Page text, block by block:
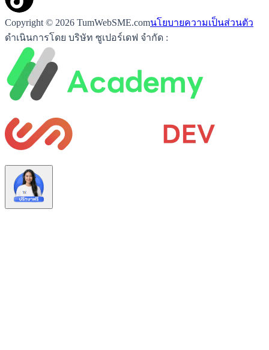
Copyright © 2026 TumWebSME.comนโยบายความเป็นส่วนตัว
ดำเนินการโดย บริษัท ซูเปอร์เดฟ จำกัด :